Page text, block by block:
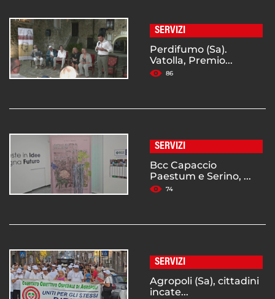
SERVIZI
Perdifumo (Sa).
Vatolla, Premio...
86
SERVIZI
Bcc Capaccio
Paestum e Serino, ...
74
SERVIZI
Agropoli (Sa), cittadini
incate...